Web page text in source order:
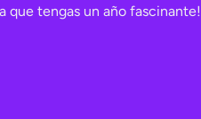
que tengas un año fascinante!